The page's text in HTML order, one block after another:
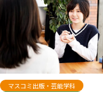
マスコミ出版・芸能学科